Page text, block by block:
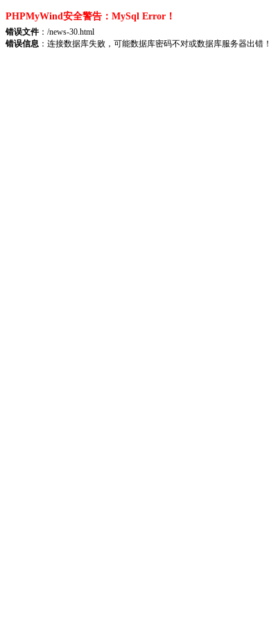
PHPMyWind安全警告：MySql Error！
错误文件：/news-30.html
错误信息 ：连接数据库失败，可能数据库密码不对或数据库服务器出错！